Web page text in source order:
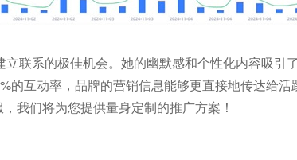
联系的极佳机会。她的幽默感和个性化内容吸引
的互动率，品牌的营销信息能够更直接地传达给
我们将为您提供量身定制的推广方案！